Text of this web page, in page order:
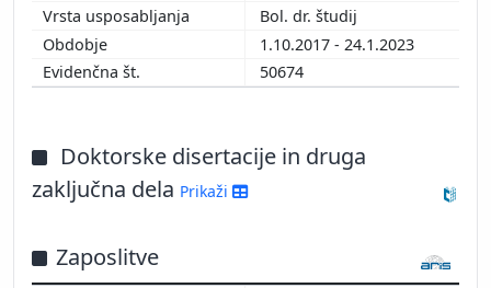
Bol. dr. študij
1.10.2017 - 24.1.2023
50674
Doktorske disertacije in druga
zaključna dela Prikaži
Zaposlitve